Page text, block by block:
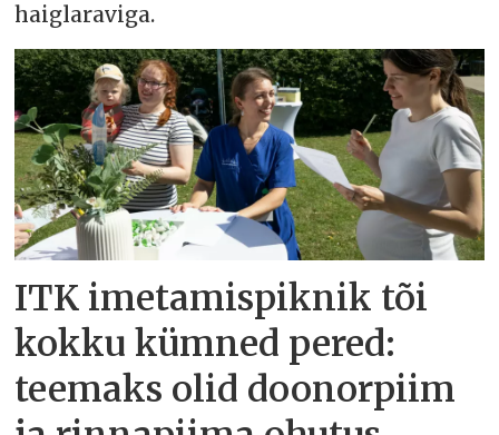
haiglaraviga.
ITK imetamispiknik tõi
kokku kümned pered:
teemaks olid doonorpiim